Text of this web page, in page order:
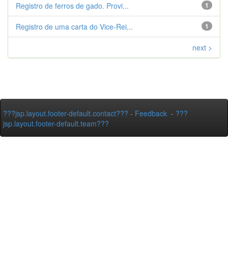
1
Registro de ferros de gado. Provi...
1
Registro de uma carta do Vice-Rei...
next >
???jsp.layout.footer-default.contact??? - Feedback - ???
jsp.layout.footer-default.team???